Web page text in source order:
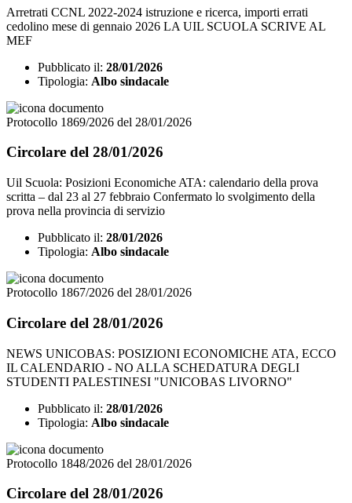
Arretrati CCNL 2022-2024 istruzione e ricerca, importi errati
cedolino mese di gennaio 2026 LA UIL SCUOLA SCRIVE AL
MEF
Pubblicato il: 28/01/2026
Tipologia: Albo sindacale
Protocollo 1869/2026 del 28/01/2026
Circolare del 28/01/2026
Uil Scuola: Posizioni Economiche ATA: calendario della prova
scritta – dal 23 al 27 febbraio Confermato lo svolgimento della
prova nella provincia di servizio
Pubblicato il: 28/01/2026
Tipologia: Albo sindacale
Protocollo 1867/2026 del 28/01/2026
Circolare del 28/01/2026
NEWS UNICOBAS: POSIZIONI ECONOMICHE ATA, ECCO
IL CALENDARIO - NO ALLA SCHEDATURA DEGLI
STUDENTI PALESTINESI "UNICOBAS LIVORNO"
Pubblicato il: 28/01/2026
Tipologia: Albo sindacale
Protocollo 1848/2026 del 28/01/2026
Circolare del 28/01/2026